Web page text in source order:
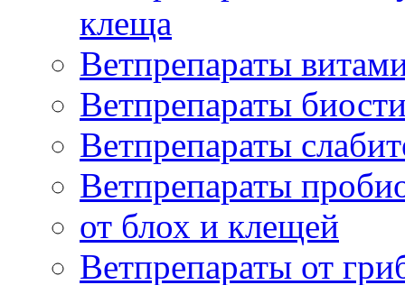
клеща
Ветпрепараты
Ветпрепараты
Ветпрепараты
Ветпрепараты
от блох и клещей
Ветпрепараты от